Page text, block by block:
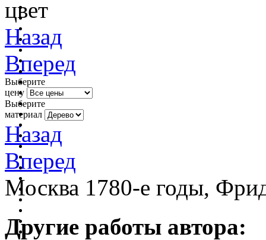
цвет
Назад
Вперед
Выберите
цену
Выберите
материал
Назад
Вперед
Москва 1780-е годы,
Другие работы автора: